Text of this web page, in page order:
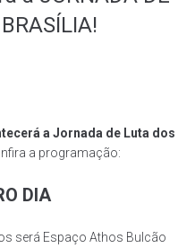
a Jornada de Luta dos
a programação:
DIA
será Espaço Athos Bulcão